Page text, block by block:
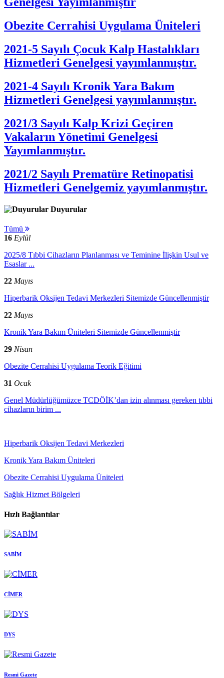
Obezite Cerrahisi Uygulama Üniteleri
2021-5 Sayılı Çocuk Kalp Hastalıkları
Hizmetleri Genelgesi yayımlanmıştır.
2021-4 Sayılı Kronik Yara Bakım
Hizmetleri Genelgesi yayımlanmıştır.
2021/3 Sayılı Kalp Krizi Geçiren
Vakaların Yönetimi Genelgesi
Yayımlanmıştır.
2021/2 Sayılı Prematüre Retinopatisi
Hizmetleri Genelgemiz yayımlanmıştır.
Duyurular
Tümü
16 Eylül
2025/8 Tıbbi Cihazların Planlanması ve Teminine İlişkin Usul ve
Esaslar ...
22 Mayıs
Hiperbarik Oksijen Tedavi Merkezleri Sitemizde Güncellenmiştir
22 Mayıs
Kronik Yara Bakım Üniteleri Sitemizde Güncellenmiştir
29 Nisan
Obezite Cerrahisi Uygulama Teorik Eğitimi
31 Ocak
Genel Müdürlüğümüzce TCDÖİK’dan izin alınması gereken tıbbi
cihazların birim ...
Hiperbarik Oksijen Tedavi Merkezleri
Kronik Yara Bakım Üniteleri
Obezite Cerrahisi Uygulama Üniteleri
Sağlık Hizmet Bölgeleri
Hızlı Bağlantılar
SABİM
CİMER
DYS
Resmi Gazete